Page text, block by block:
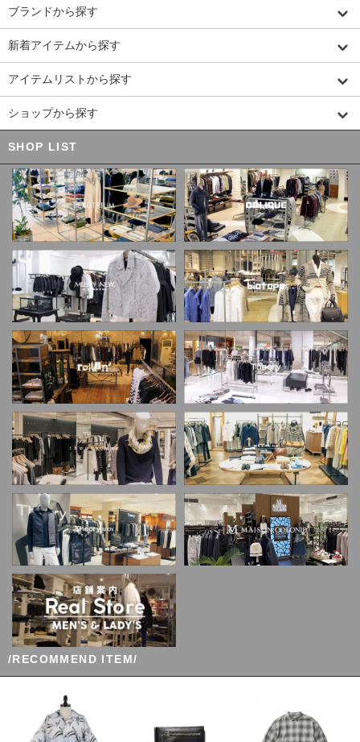
ブランドから探す
新着アイテムから探す
アイテムリストから探す
ショップから探す
SHOP LIST
/RECOMMEND ITEM/